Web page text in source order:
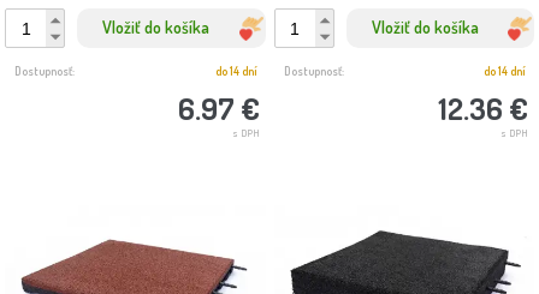
💡 Tip: Kombinujte gumové podložky so šmykľavkami alebo
trampolínami pre kompletné riešenie bezpečného ihriska.
Vložiť do košíka
6.97 €
s DPH
Dostupnosť: do 14 dní
Vložiť do košíka
12.36 €
s DPH
Dostupnosť: do 14 dní